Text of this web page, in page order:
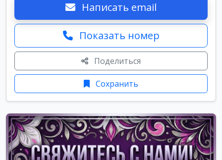
Написать email
Показать номер
Поделиться
Сохранить